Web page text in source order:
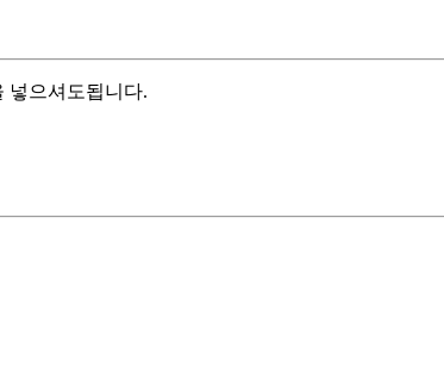
넣으셔도됩니다.